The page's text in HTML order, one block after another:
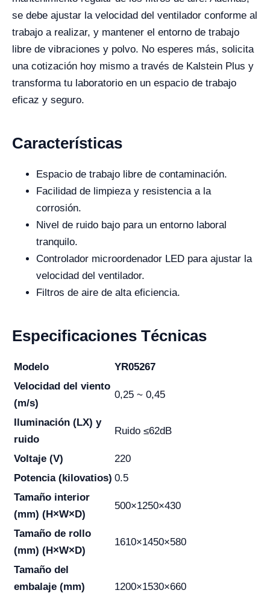
se debe ajustar la velocidad del ventilador conforme al
trabajo a realizar, y mantener el entorno de trabajo
libre de vibraciones y polvo. No esperes más, solicita
una cotización hoy mismo a través de Kalstein Plus y
transforma tu laboratorio en un espacio de trabajo
eficaz y seguro.
Características
Espacio de trabajo libre de contaminación.
Facilidad de limpieza y resistencia a la
corrosión.
Nivel de ruido bajo para un entorno laboral
tranquilo.
Controlador microordenador LED para ajustar la
velocidad del ventilador.
Filtros de aire de alta eficiencia.
Especificaciones Técnicas
Modelo
YR05267
Velocidad del viento
(m/s)
0,25 ~ 0,45
Iluminación (LX) y
ruido
Ruido ≤62dB
Voltaje (V)
220
Potencia (kilovatios) 0.5
Tamaño interior
(mm) (H×W×D)
500×1250×430
Tamaño de rollo
(mm) (H×W×D)
1610×1450×580
Tamaño del
embalaje (mm)
1200×1530×660